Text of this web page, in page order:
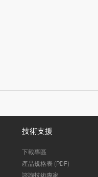
技術支援
下載專區
產品規格表 (PDF)
諮詢技術專家